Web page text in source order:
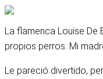
La flamenca Louise De
propios perros. Mi
Le pareció divertido,